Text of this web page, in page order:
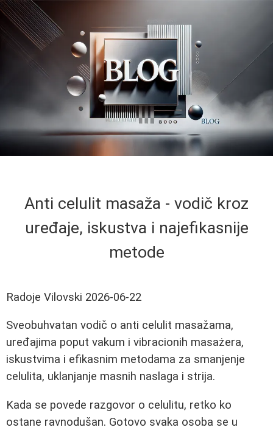
Anti celulit masaža - vodič kroz
uređaje, iskustva i najefikasnije
metode
Radoje Vilovski 2026-06-22
Sveobuhvatan vodič o anti celulit masažama,
uređajima poput vakum i vibracionih masażera,
iskustvima i efikasnim metodama za smanjenje
celulita, uklanjanje masnih naslaga i strija.
Kada se povede razgovor o celulitu, retko ko
ostane ravnodušan. Gotovo svaka osoba se u